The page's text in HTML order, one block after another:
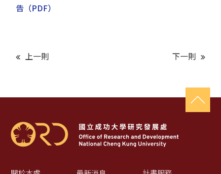
告 （PDF）
上一則 下一則